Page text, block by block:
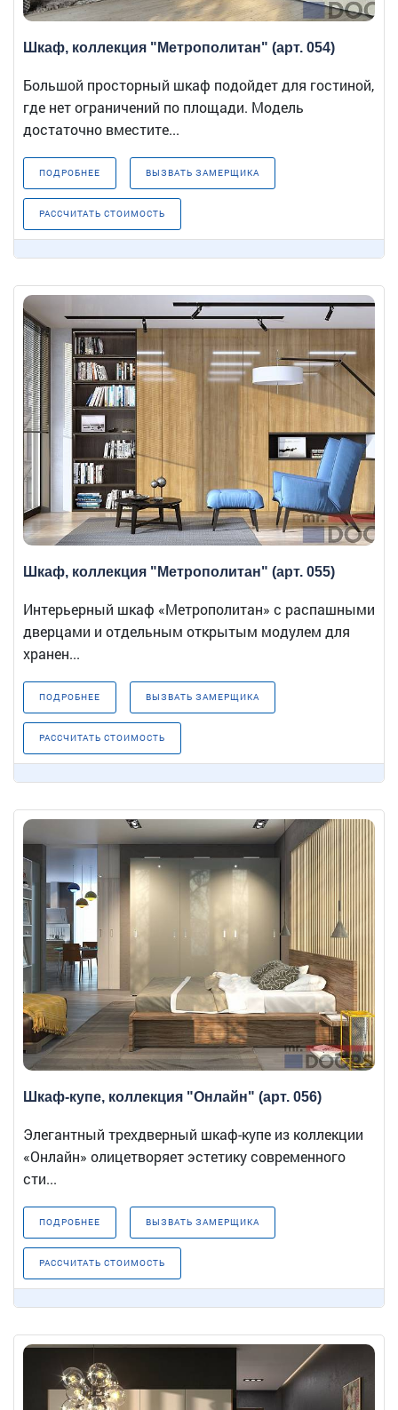
Шкаф, коллекция "Метрополитан" (арт. 054)
Большой просторный шкаф подойдет для гостиной,
где нет ограничений по площади. Модель
достаточно вместите...
ПОДРОБНЕЕ ВЫЗВАТЬ ЗАМЕРЩИКА
РАССЧИТАТЬ СТОИМОСТЬ
Шкаф, коллекция "Метрополитан" (арт. 055)
Интерьерный шкаф «Метрополитан» с распашными
дверцами и отдельным открытым модулем для
хранен...
ПОДРОБНЕЕ ВЫЗВАТЬ ЗАМЕРЩИКА
РАССЧИТАТЬ СТОИМОСТЬ
Шкаф-купе, коллекция "Онлайн" (арт. 056)
Элегантный трехдверный шкаф-купе из коллекции
«Онлайн» олицетворяет эстетику современного
сти...
ПОДРОБНЕЕ ВЫЗВАТЬ ЗАМЕРЩИКА
РАССЧИТАТЬ СТОИМОСТЬ